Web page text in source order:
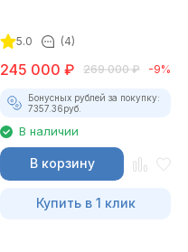
5.0 (4)
245 000 ₽ 269 000 ₽ -9%
Бонусных рублей за покупку:
7357.36руб.
В наличии
В корзину
Купить в 1 клик